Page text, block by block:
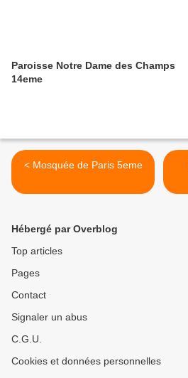
Paroisse Notre Dame des Champs
14eme
< Mosquée de Paris 5eme
Hébergé par Overblog
Top articles
Pages
Contact
Signaler un abus
C.G.U.
Cookies et données personnelles